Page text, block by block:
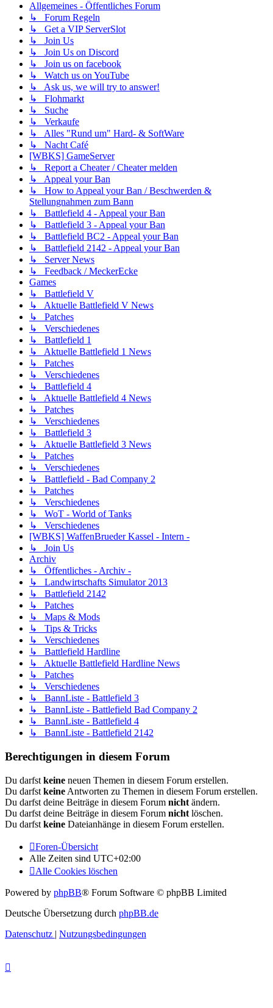
Allgemeines - Öffentliches Forum
↳ Forum Regeln
↳ Get a VIP ServerSlot
↳ Join Us
↳ Join Us on Discord
↳ Join us on facebook
↳ Watch us on YouTube
↳ Ask us, we will try to answer!
↳ Flohmarkt
↳ Suche
↳ Verkaufe
↳ Alles "Rund um" Hard- & SoftWare
↳ Nacht Café
[WBKS] GameServer
↳ Report a Cheater / Cheater melden
↳ Appeal your Ban
↳ How to Appeal your Ban / Beschwerden &
Stellungnahmen zum Bann
↳ Battlefield 4 - Appeal your Ban
↳ Battlefield 3 - Appeal your Ban
↳ Battlefield BC2 - Appeal your Ban
↳ Battlefield 2142 - Appeal your Ban
↳ Server News
↳ Feedback / MeckerEcke
Games
↳ Battlefield V
↳ Aktuelle Battlefield V News
↳ Patches
↳ Verschiedenes
↳ Battlefield 1
↳ Aktuelle Battlefield 1 News
↳ Patches
↳ Verschiedenes
↳ Battlefield 4
↳ Aktuelle Battlefield 4 News
↳ Patches
↳ Verschiedenes
↳ Battlefield 3
↳ Aktuelle Battlefield 3 News
↳ Patches
↳ Verschiedenes
↳ Battlefield - Bad Company 2
↳ Patches
↳ Verschiedenes
↳ WoT - World of Tanks
↳ Verschiedenes
[WBKS] WaffenBrueder Kassel - Intern -
↳ Join Us
Archiv
↳ Öffentliches - Archiv -
↳ Landwirtschafts Simulator 2013
↳ Battlefield 2142
↳ Patches
↳ Maps & Mods
↳ Tips & Tricks
↳ Verschiedenes
↳ Battlefield Hardline
↳ Aktuelle Battlefield Hardline News
↳ Patches
↳ Verschiedenes
↳ BannListe - Battlefield 3
↳ BannListe - Battlefield Bad Company 2
↳ BannListe - Battlefield 4
↳ BannListe - Battlefield 2142
Berechtigungen in diesem Forum
Du darfst keine neuen Themen in diesem Forum erstellen.
Du darfst keine Antworten zu Themen in diesem Forum erstellen.
Du darfst deine Beiträge in diesem Forum nicht ändern.
Du darfst deine Beiträge in diesem Forum nicht löschen.
Du darfst keine Dateianhänge in diesem Forum erstellen.
Foren-Übersicht
Alle Zeiten sind UTC+02:00
Alle Cookies löschen
Powered by phpBB® Forum Software © phpBB Limited
Deutsche Übersetzung durch phpBB.de
Datenschutz | Nutzungsbedingungen